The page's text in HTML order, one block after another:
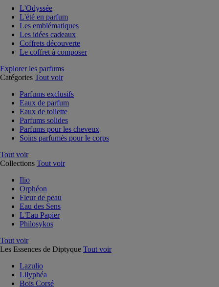
L'Odyssée
L'été en parfum
Les emblématiques
Les idées cadeaux
Coffrets découverte
Le coffret à composer
Explorer les parfums
Catégories Tout voir
Parfums exclusifs
Eaux de parfum
Eaux de toilette
Parfums solides
Parfums pour les cheveux
Soins parfumés pour le corps
Tout voir
Collections Tout voir
Ilio
Orphéon
Fleur de peau
Eau des Sens
L'Eau Papier
Philosykos
Tout voir
Les Essences de Diptyque Tout voir
Lazulio
Lilyphéa
Bois Corsé